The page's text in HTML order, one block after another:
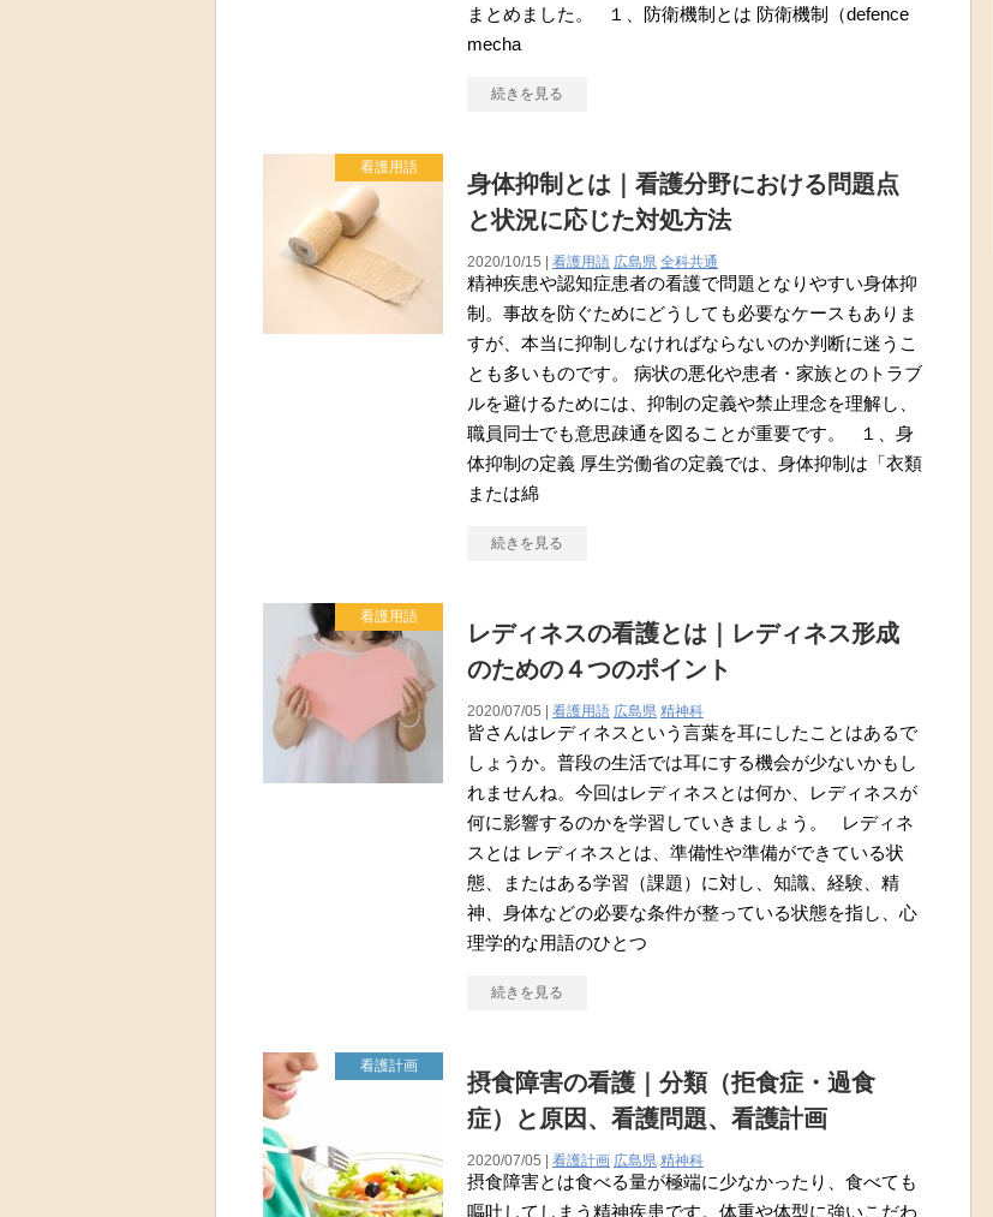
まとめました。 １、防衛機制とは 防衛機制（defence
mecha
続きを見る
看護用語
身体抑制とは｜看護分野における問題点
と状況に応じた対処方法
2020/10/15 | 看護用語 広島県 全科共通
精神疾患や認知症患者の看護で問題となりやすい身体抑
制。事故を防ぐためにどうしても必要なケースもありま
すが、本当に抑制しなければならないのか判断に迷うこ
とも多いものです。 病状の悪化や患者・家族とのトラブ
ルを避けるためには、抑制の定義や禁止理念を理解し、
職員同士でも意思疎通を図ることが重要です。 １、身
体抑制の定義 厚生労働省の定義では、身体抑制は「衣類
または綿
続きを見る
看護用語
レディネスの看護とは｜レディネス形成
のための４つのポイント
2020/07/05 | 看護用語 広島県 精神科
皆さんはレディネスという言葉を耳にしたことはあるで
しょうか。普段の生活では耳にする機会が少ないかもし
れませんね。今回はレディネスとは何か、レディネスが
何に影響するのかを学習していきましょう。 レディネ
スとは レディネスとは、準備性や準備ができている状
態、またはある学習（課題）に対し、知識、経験、精
神、身体などの必要な条件が整っている状態を指し、心
理学的な用語のひとつ
続きを見る
看護計画
摂食障害の看護｜分類（拒食症・過食
症）と原因、看護問題、看護計画
2020/07/05 | 看護計画 広島県 精神科
摂食障害とは食べる量が極端に少なかったり、食べても
嘔吐してしまう精神疾患です。体重や体型に強いこだわ